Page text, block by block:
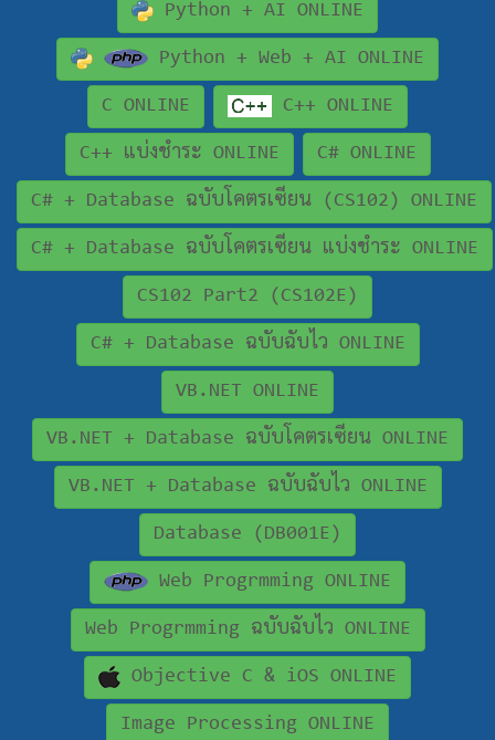
Python + AI ONLINE
Python + Web + AI ONLINE
C ONLINE C++ ONLINE
C++ แบ่งชำระ ONLINE C# ONLINE
C# + Database ฉบับโคตรเซียน (CS102) ONLINE
C# + Database ฉบับโคตรเซียน แบ่งชำระ ONLINE
CS102 Part2 (CS102E)
C# + Database ฉบับฉับไว ONLINE
VB.NET ONLINE
VB.NET + Database ฉบับโคตรเซียน ONLINE
VB.NET + Database ฉบับฉับไว ONLINE
Database (DB001E)
Web Progrmming ONLINE
Web Progrmming ฉบับฉับไว ONLINE
Objective C & iOS ONLINE
Image Processing ONLINE